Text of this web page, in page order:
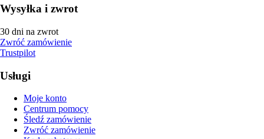
Wysyłka i zwrot
30 dni na zwrot
Zwróć zamówienie
Trustpilot
Usługi
Moje konto
Centrum pomocy
Śledź zamówienie
Zwróć zamówienie